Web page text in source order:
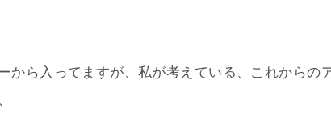
から入ってますが、私が考えている、これからの